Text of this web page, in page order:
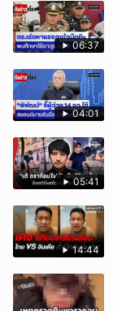
06:37
04:01
05:41
14:44